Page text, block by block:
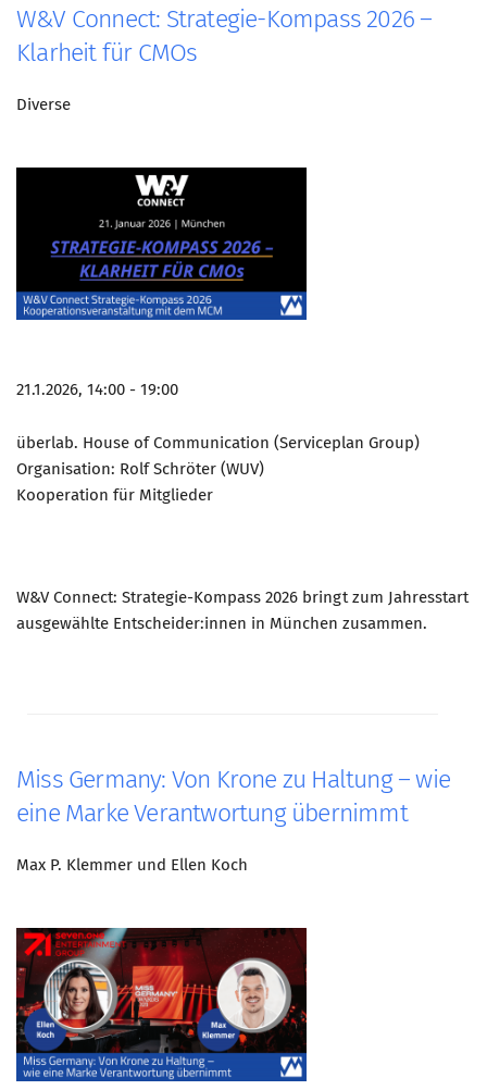
W&V Connect: Strategie-Kompass 2026 –
Klarheit für CMOs
Diverse
21.1.2026, 14:00 - 19:00
überlab. House of Communication (Serviceplan Group)
Organisation: Rolf Schröter (WUV)
Kooperation für Mitglieder
W&V Connect: Strategie-Kompass 2026 bringt zum Jahresstart
ausgewählte Entscheider:innen in München zusammen.
Miss Germany: Von Krone zu Haltung – wie
eine Marke Verantwortung übernimmt
Max P. Klemmer und Ellen Koch